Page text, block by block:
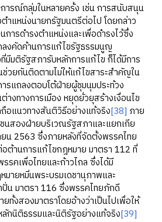
ณ์กลุ่มในหลายครั้ง เช่น การสนับสนุน
ำแหน่งนายกรัฐมนตรีต่อไป โดยกล่าว
การดำรงตำแหน่งและเพื่อดำรงไว้ซึ่ง
งคัดค้านการแก้ไขรัฐธรรมนูญ
มีมติรัฐสภารับหลักการแก้ไข ก็ได้มีการ
ช่วยกันติดตามไม่ให้แก้ไขสาระสำคัญใน
รแถลงตอบโต้ฝ่ายผู้ชุมนุมประท้วง
างทางการเมือง หยุดยั่วยุสร้างเงื่อนไข
อแนวทางสันติวิธีอย่างแท้จริง[38] ภาย
ชนสองฝ่ายบริเวณรัฐสภาและแยกเกีย
น 2563 ซึ่งภายหลังที่จัดตั้งพรรคไทย
ต้านการแก้ไขกฎหมาย มาตรา 112 ที่
รคเพื่อไทยและก้าวไกล ซึ่งได้มี
ายหมิ่นพระบรมเดชานุภาพและ
น มาตรา 116 ซึ่งพรรคไทยภักดี
งสองมาตราโดยอ้างว่าเป็นไปเพื่อให้
กนิติธรรมและนิติรัฐอย่างแท้จริง[39]